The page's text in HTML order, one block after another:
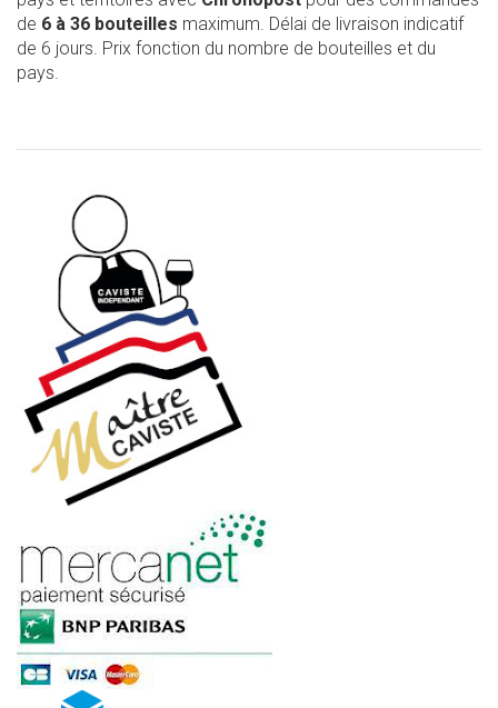
de 6 à 36 bouteilles maximum. Délai de livraison indicatif
de 6 jours. Prix fonction du nombre de bouteilles et du
pays.